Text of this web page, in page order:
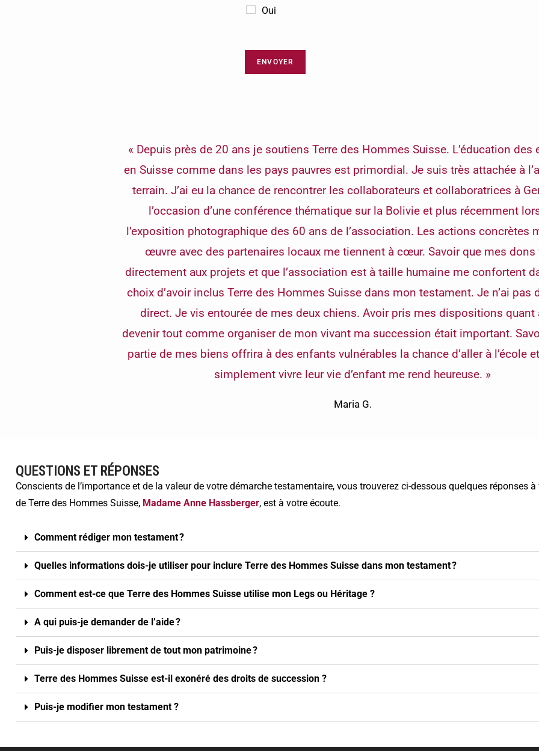
Oui
ENVOYER
« Depuis près de 20 ans je soutiens Terre des Hommes Suisse. L’éducation des
en Suisse comme dans les pays pauvres est primordial. Je suis très attachée à
terrain. J’ai eu la chance de rencontrer les collaborateurs et collaboratrices à
l’occasion d’une conférence thématique sur la Bolivie et plus récemment
l’exposition photographique des 60 ans de l’association. Les actions concrètes
œuvre avec des partenaires locaux me tiennent à cœur. Savoir que mes dons
directement aux projets et que l’association est à taille humaine me confortent
choix d’avoir inclus Terre des Hommes Suisse dans mon testament. Je n’ai pas
direct. Je vis entourée de mes deux chiens. Avoir pris mes dispositions quant
devenir tout comme organiser de mon vivant ma succession était important.
partie de mes biens offrira à des enfants vulnérables la chance d’aller à l’école
simplement vivre leur vie d’enfant me rend heureuse. »
Maria G.
QUESTIONS ET RÉPONSES
Conscients de l’importance et de la valeur de votre démarche testamentaire, vous trouverez ci-dessous quelques réponses à
de Terre des Hommes Suisse, Madame Anne Hassberger, est à votre écoute.
Comment rédiger mon testament ?
Quelles informations dois-je utiliser pour inclure Terre des Hommes Suisse dans mon testament ?
Comment est-ce que Terre des Hommes Suisse utilise mon Legs ou Héritage ?
A qui puis-je demander de l’aide ?
Puis-je disposer librement de tout mon patrimoine ?
Terre des Hommes Suisse est-il exonéré des droits de succession ?
Puis-je modifier mon testament ?